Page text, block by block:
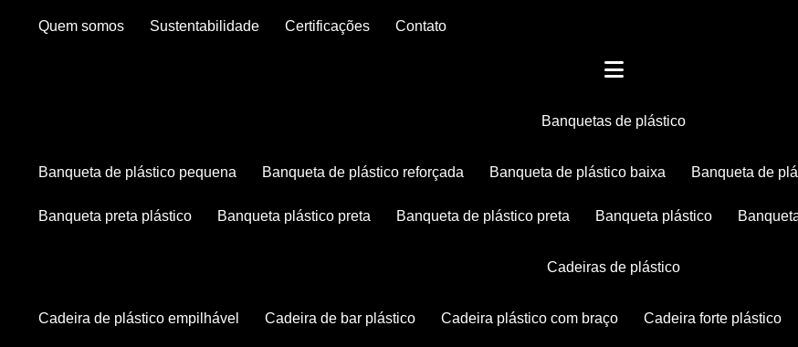
Quem somos Sustentabilidade Certificações Contato
banquetas de plástico
banqueta de plástico pequena banqueta de plástico reforçada banqueta de plástico baixa banqueta de
banqueta preta plástico banqueta plástico preta banqueta de plástico preta banqueta plástico
cadeiras de plástico
cadeira de plástico empilhável cadeira de bar plástico cadeira plástico com braço cadeira forte plástico